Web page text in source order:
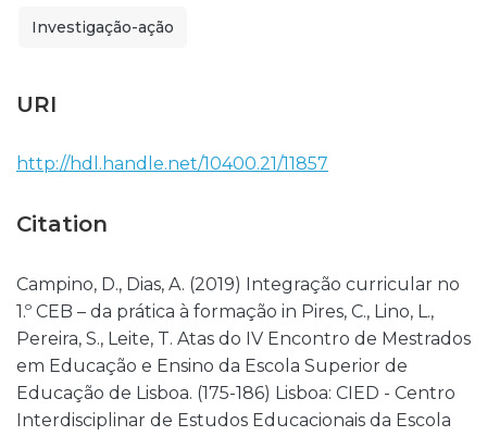
Investigação-ação
URI
http://hdl.handle.net/10400.21/11857
Citation
Campino, D., Dias, A. (2019) Integração curricular no
1.º CEB – da prática à formação in Pires, C., Lino, L.,
Pereira, S., Leite, T. Atas do IV Encontro de Mestrados
em Educação e Ensino da Escola Superior de
Educação de Lisboa. (175-186) Lisboa: CIED - Centro
Interdisciplinar de Estudos Educacionais da Escola